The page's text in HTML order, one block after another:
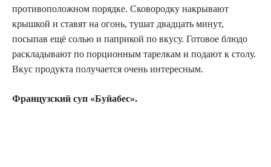
противоположном порядке. Сковородку накрывают
крышкой и ставят на огонь, тушат двадцать минут,
посыпав ещё солью и паприкой по вкусу. Готовое блюдо
раскладывают по порционным тарелкам и подают к столу.
Вкус продукта получается очень интересным.
Французский суп «Буйабес».